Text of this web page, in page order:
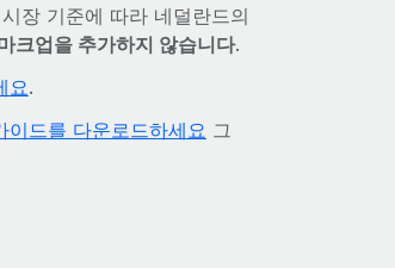
장 기준에 따라 네덜란드의
크업을 추가하지 않습니다.
요.
이드를 다운로드하세요 그